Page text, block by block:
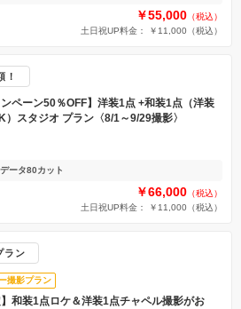
￥55,000 （税込）
土日祝UP料金： ￥11,000 （税込）
！
ンペーン50％OFF】洋装1点 +和装1点（洋装
）スタジオ プラン〈8/1～9/29撮影〉
データ80カット
￥66,000 （税込）
土日祝UP料金： ￥11,000 （税込）
ラン
撮影プラン
】和装1点ロケ＆洋装1点チャペル撮影がお